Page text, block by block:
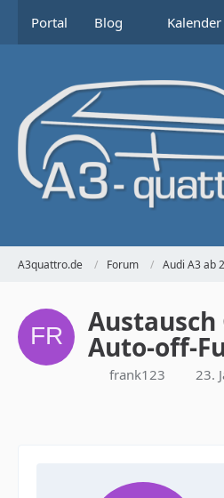
Portal Blog Kalender
A3quattro.de Forum Audi A3 ab
Auto-off-
frank123 23.